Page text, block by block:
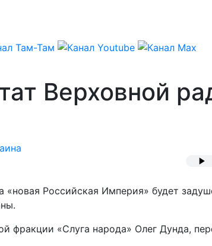
Верховной
«новая Российская Империя» будет
фракции «Слуга народа» Олег Дунда,